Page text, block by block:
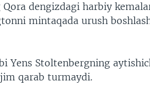
Qora dengizdagi harbiy
mintaqada urush
Yens Stoltenbergning
qarab turmaydi.